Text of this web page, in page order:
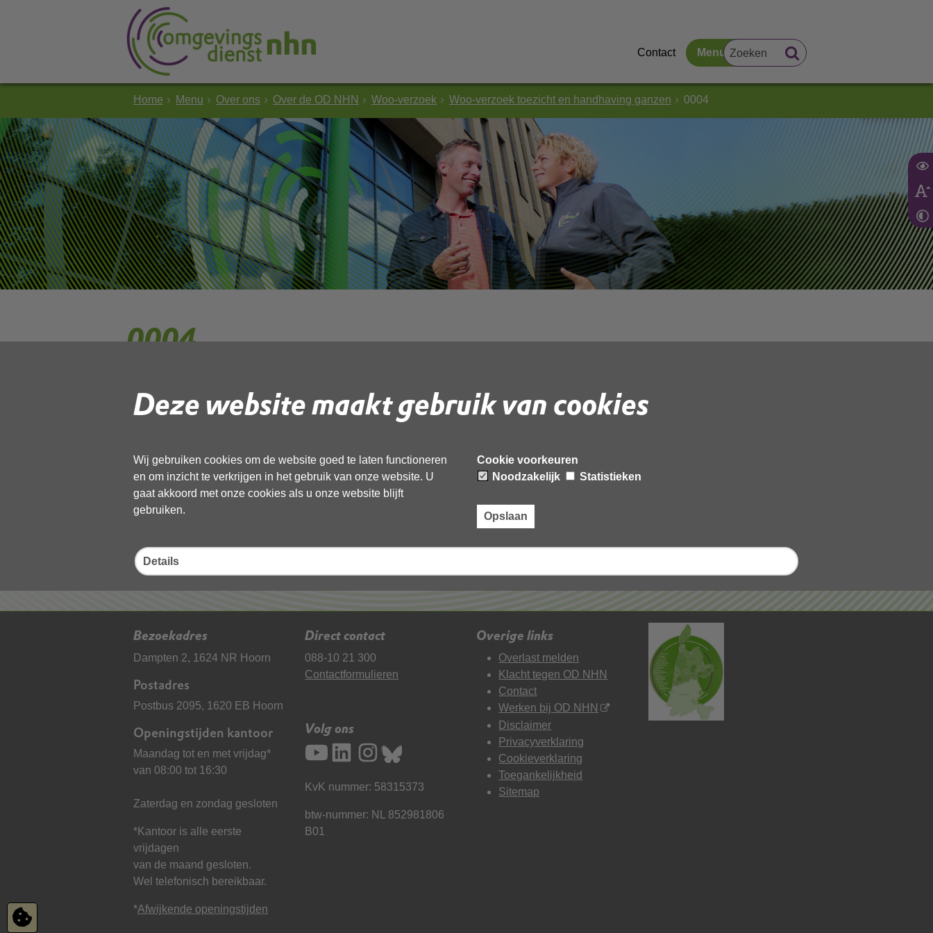
Deze website maakt gebruik van cookies
Wij gebruiken cookies om de website goed te laten functioneren
en om inzicht te verkrijgen in het gebruik van onze website. U
gaat akkoord met onze cookies als u onze website blijft
gebruiken.
Cookie voorkeuren
Noodzakelijk
Statistieken
Opslaan
Details
Contact Menu
Home Menu Over ons Over de OD NHN Woo-verzoek Woo-verzoek toezicht en handhaving ganzen 0004
0004
Gebruik de onderstaande link om het document te downloaden.
Deel deze pagina
Bezoekadres
Dampten 2, 1624 NR Hoorn
Postadres
Postbus 2095, 1620 EB Hoorn
Openingstijden kantoor
Maandag tot en met vrijdag*
van 08:00 tot 16:30
Zaterdag en zondag gesloten
*Kantoor is alle eerste
vrijdagen
van de maand gesloten.
Wel telefonisch bereikbaar.
*Afwijkende openingstijden
Direct contact
088-10 21 300
Contactformulieren
Volg ons
KvK nummer: 58315373
btw-nummer: NL 852981806
B01
Overige links
Overlast melden
Klacht tegen OD NHN
Contact
Werken bij OD NHN
Disclaimer
Privacyverklaring
Cookieverklaring
Toegankelijkheid
Sitemap